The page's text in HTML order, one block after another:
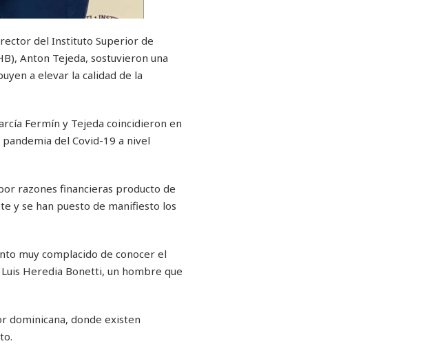
rector del Instituto Superior de
Anton Tejeda, sostuvieron una
a elevar la calidad de la
Fermín y Tejeda coincidieron en
del Covid-19 a nivel
razones financieras producto de
y se han puesto de manifiesto los
muy complacido de conocer el
Heredia Bonetti, un hombre que
dominicana, donde existen